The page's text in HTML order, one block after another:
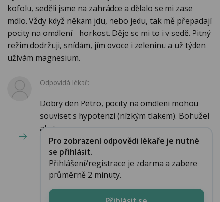
kofolu, seděli jsme na zahrádce a dělalo se mi zase
mdlo. Vždy když někam jdu, nebo jedu, tak mě přepadají
pocity na omdlení - horkost. Děje se mi to i v sedě. Pitný
režim dodržuji, snídám, jím ovoce i zeleninu a už týden
užívám magnesium.
Odpovídá lékař:
Dobrý den Petro, pocity na omdlení mohou
souviset s hypotenzí (nízkým tlakem). Bohužel
ale tou...
Pro zobrazení odpovědi lékaře je nutné
se přihlásit.
Přihlášení/registrace je zdarma a zabere
průměrně 2 minuty.